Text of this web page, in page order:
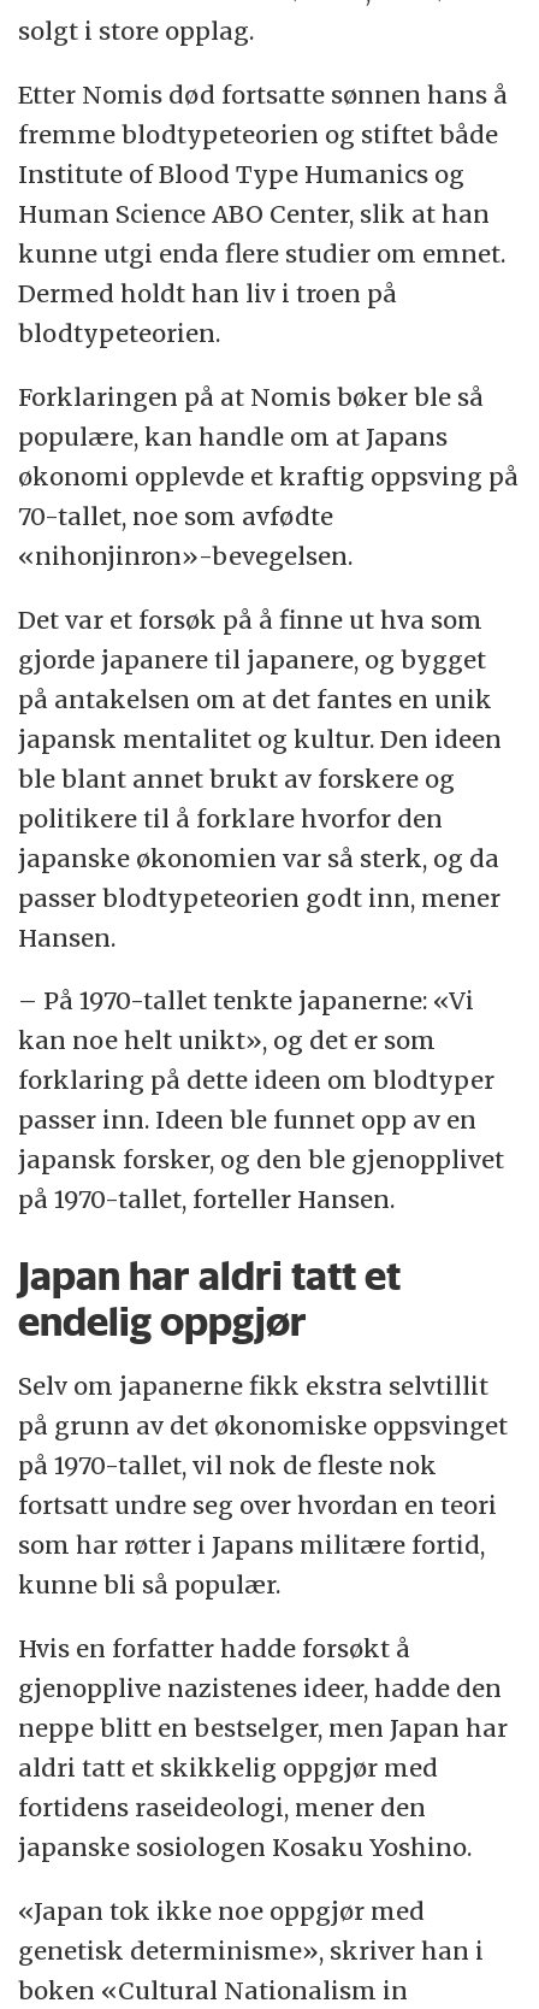
Contemporary Japan
solgt i store opplag.
Etter Nomis død fortsatte sønnen hans å
fremme blodtypeteorien og stiftet både
Institute of Blood Type Humanics og
Human Science ABO Center, slik at han
kunne utgi enda flere studier om emnet.
Dermed holdt han liv i troen på
blodtypeteorien.
Forklaringen på at Nomis bøker ble så
populære, kan handle om at Japans
økonomi opplevde et kraftig oppsving på
70-tallet, noe som avfødte
«nihonjinron»-bevegelsen.
Det var et forsøk på å finne ut hva som
gjorde japanere til japanere, og bygget
på antakelsen om at det fantes en unik
japansk mentalitet og kultur. Den ideen
ble blant annet brukt av forskere og
politikere til å forklare hvorfor den
japanske økonomien var så sterk, og da
passer blodtypeteorien godt inn, mener
Hansen.
– På 1970-tallet tenkte japanerne: «Vi
kan noe helt unikt», og det er som
forklaring på dette ideen om blodtyper
passer inn. Ideen ble funnet opp av en
japansk forsker, og den ble gjenopplivet
på 1970-tallet, forteller Hansen.
Japan har aldri tatt et
endelig oppgjør
Selv om japanerne fikk ekstra selvtillit
på grunn av det økonomiske oppsvinget
på 1970-tallet, vil nok de fleste nok
fortsatt undre seg over hvordan en teori
som har røtter i Japans militære fortid,
kunne bli så populær.
Hvis en forfatter hadde forsøkt å
gjenopplive nazistenes ideer, hadde den
neppe blitt en bestselger, men Japan har
aldri tatt et skikkelig oppgjør med
fortidens raseideologi, mener den
japanske sosiologen Kosaku Yoshino.
«Japan tok ikke noe oppgjør med
genetisk determinisme», skriver han i
boken «Cultural Nationalism in